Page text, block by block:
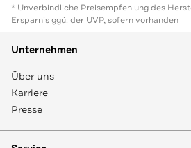
* Unverbindliche Preisempfehlung des
Ersparnis ggü. der UVP, sofern vorhanden
Unternehmen
Über uns
Karriere
Presse